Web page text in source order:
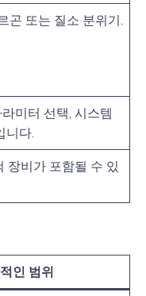
곤 또는 질소 분위기.
미터 선택, 시스템
니다.
장비가 포함될 수 있
인 범위